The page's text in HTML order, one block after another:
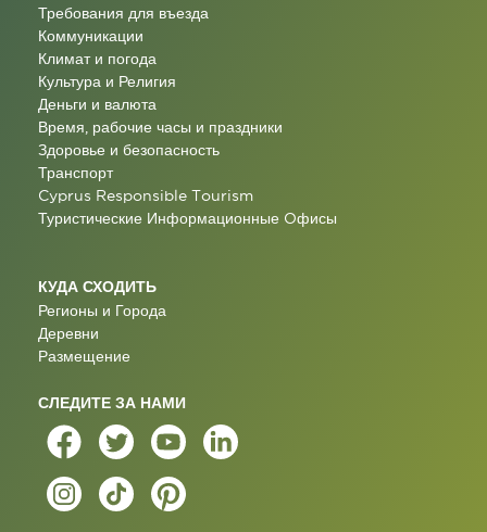
Требования для въезда
Коммуникации
Климат и погода
Культура и Религия
Деньги и валюта
Время, рабочие часы и праздники
Здоровье и безопасность
Транспорт
Cyprus Responsible Tourism
Туристические Информационные Oфисы
КУДА СХОДИТЬ
Регионы и Города
Деревни
Размещение
СЛЕДИТЕ ЗА НАМИ